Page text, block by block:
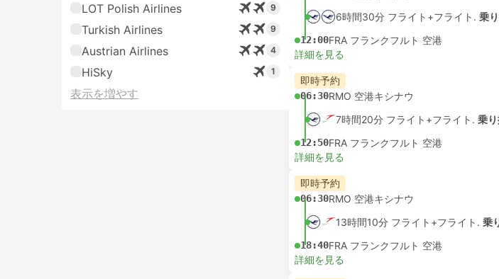
LOT Polish Airlines 9
Turkish Airlines 9
Austrian Airlines 4
HiSky 1
表示を増やす
6時間30分 フライト+フライト. 乗り換え
12:00FRA フランクフルト 空港
詳細を見る
即時予約
06:30RMO 空港キシナウ
7時間20分 フライト+フライト. 乗り換え
12:50FRA フランクフルト 空港
詳細を見る
即時予約
06:30RMO 空港キシナウ
13時間10分 フライト+フライト. 乗り換
18:40FRA フランクフルト 空港
詳細を見る